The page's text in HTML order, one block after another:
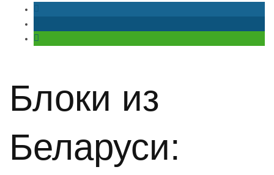
Блоки из
Беларуси: